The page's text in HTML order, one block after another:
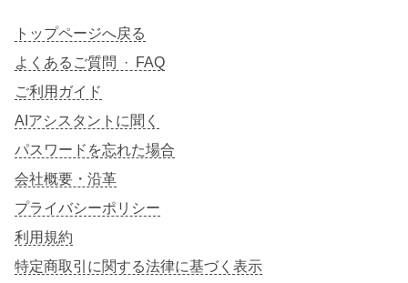
トップページへ戻る
よくあるご質問 · FAQ
ご利用ガイド
AIアシスタントに聞く
パスワードを忘れた場合
会社概要・沿革
プライバシーポリシー
利用規約
特定商取引に関する法律に基づく表示